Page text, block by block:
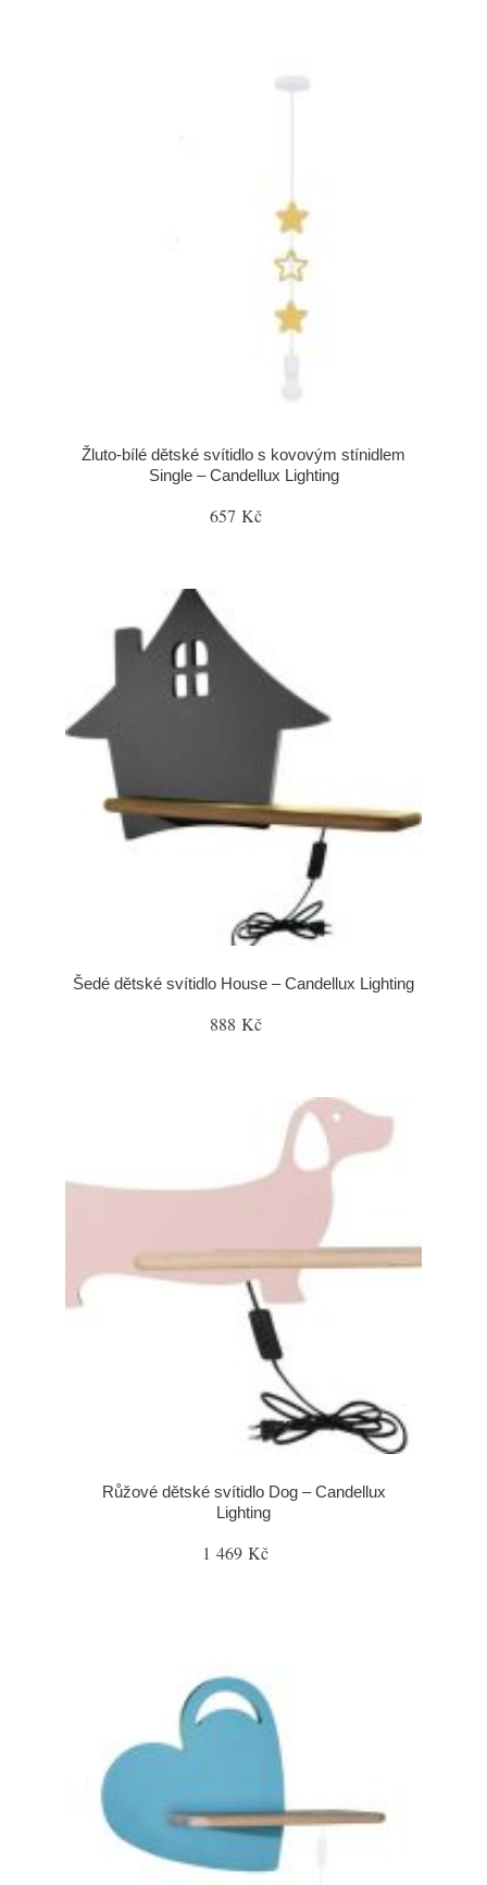
Žluto-bílé dětské svítidlo s kovovým stínidlem
Single – Candellux Lighting
657 Kč
Šedé dětské svítidlo House – Candellux Lighting
888 Kč
Růžové dětské svítidlo Dog – Candellux
Lighting
1 469 Kč